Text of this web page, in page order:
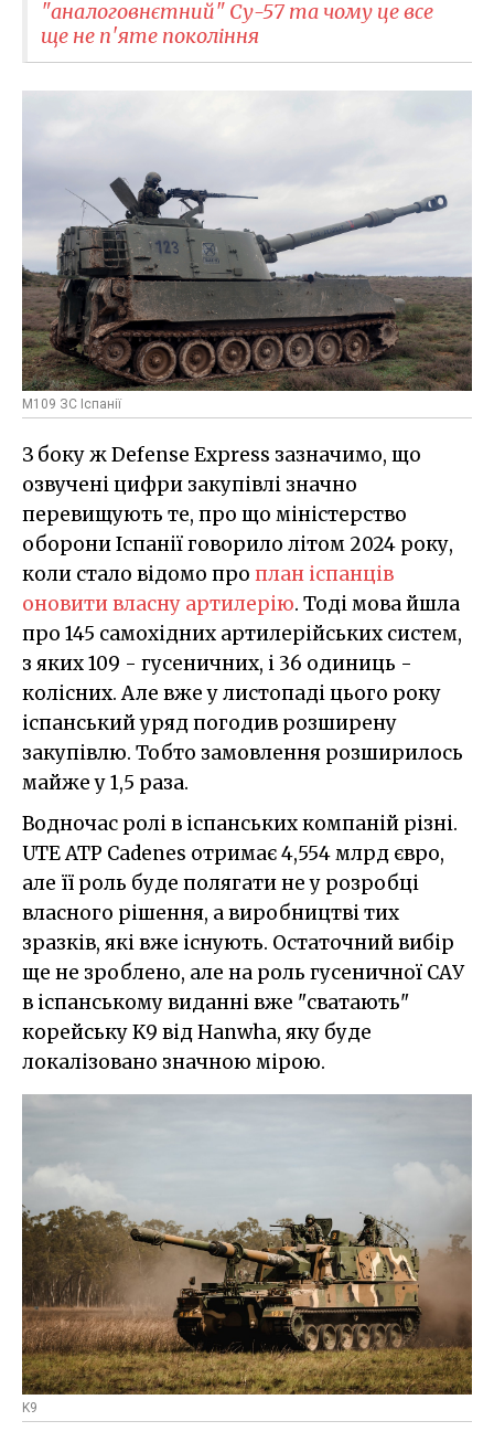
"аналоговнєтний" Су-57 та чому це все
ще не п'яте покоління
M109 ЗС Іспанії
З боку ж Defense Express зазначимо, що
озвучені цифри закупівлі значно
перевищують те, про що міністерство
оборони Іспанії говорило літом 2024 року,
коли стало відомо про план іспанців
оновити власну артилерію. Тоді мова йшла
про 145 самохідних артилерійських систем,
з яких 109 - гусеничних, і 36 одиниць -
колісних. Але вже у листопаді цього року
іспанський уряд погодив розширену
закупівлю. Тобто замовлення розширилось
майже у 1,5 раза.
Водночас ролі в іспанських компаній різні.
UTE ATP Cadenes отримає 4,554 млрд євро,
але її роль буде полягати не у розробці
власного рішення, а виробництві тих
зразків, які вже існують. Остаточний вибір
ще не зроблено, але на роль гусеничної САУ
в іспанському виданні вже "сватають"
корейську K9 від Hanwha, яку буде
локалізовано значною мірою.
K9